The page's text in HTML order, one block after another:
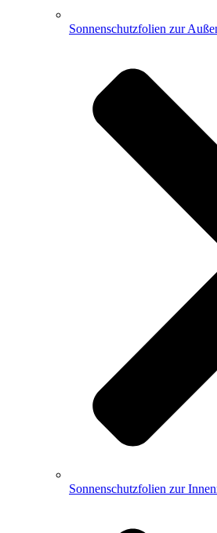
Sonnenschutzfolien zur
Sonnenschutzfolien zur